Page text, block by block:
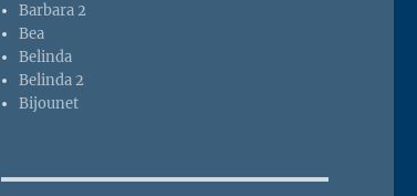
Barbara 2
Bea
Belinda
Belinda 2
Bijounet